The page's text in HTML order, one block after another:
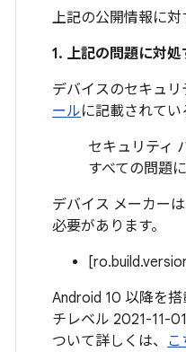
上記の公開情報に対
1. 上記の問題に対
デバイスのセキュリ
ールに記載されてい
セキュリティ
すべての問題
デバイス メーカー
必要があります。
Android 10 以降を
チレベル 2021-11-
ついて詳しくは、